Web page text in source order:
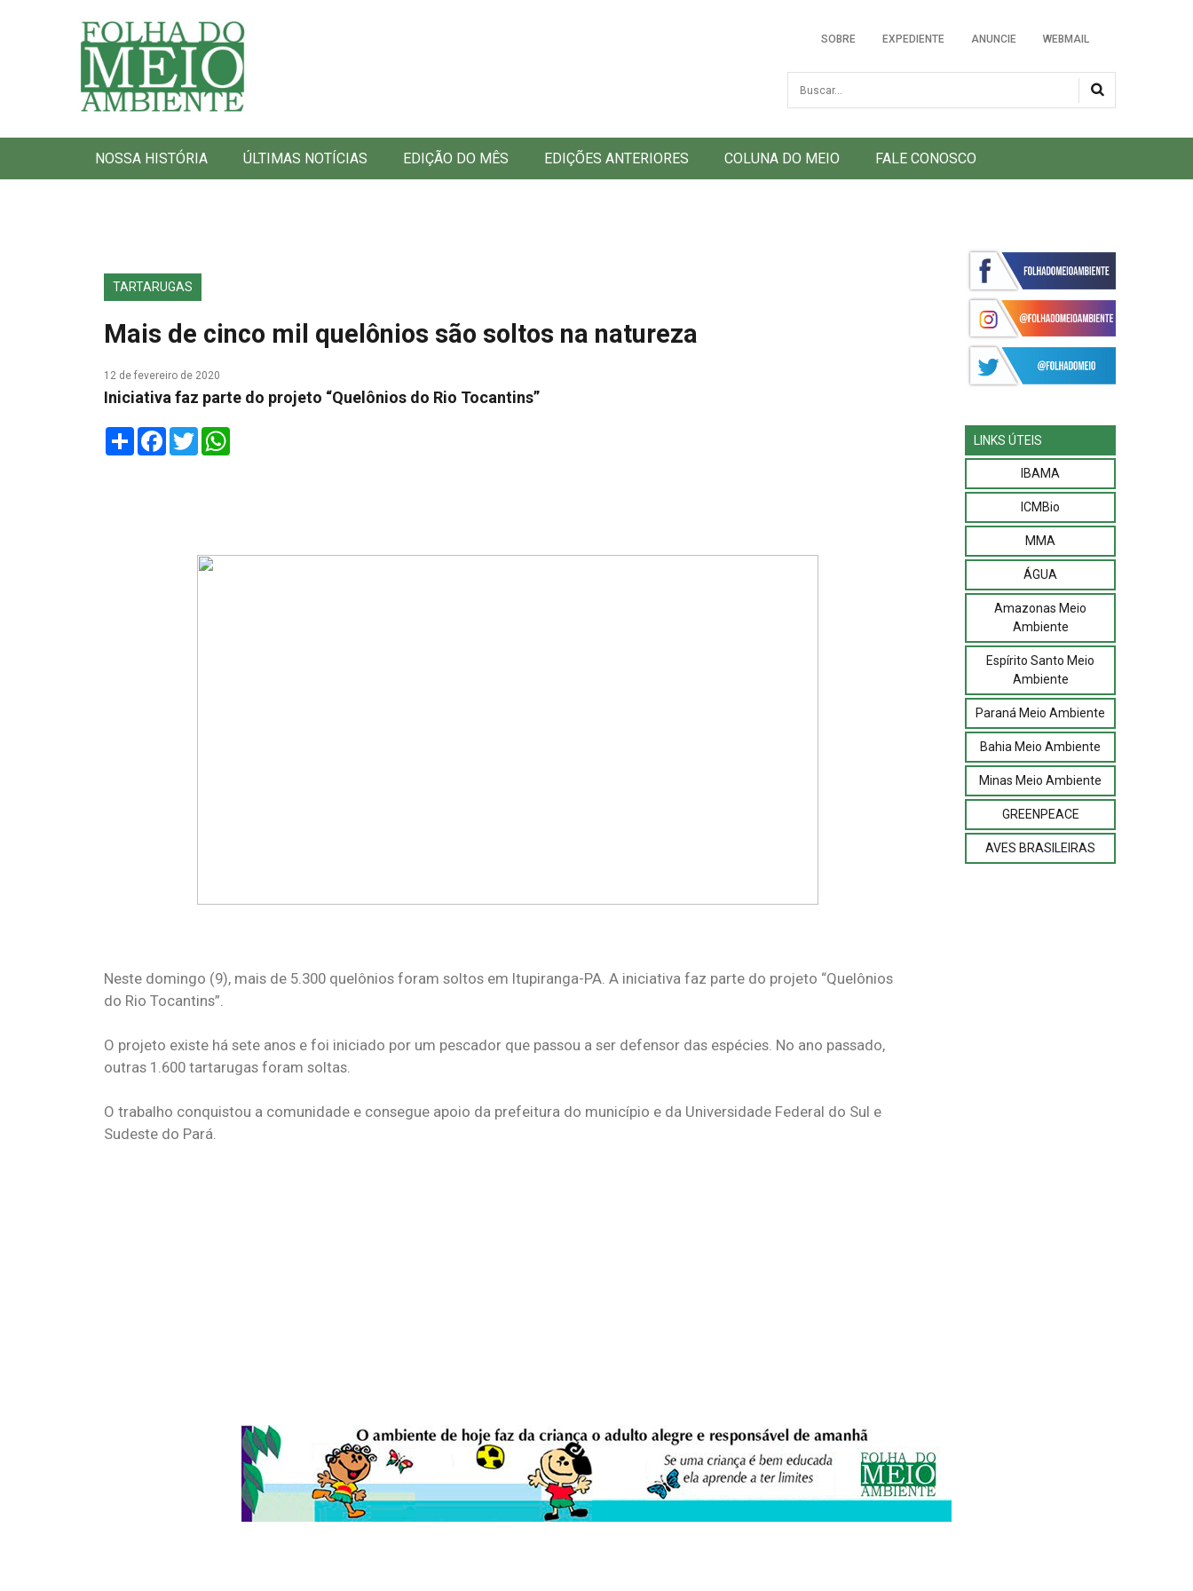
Folha do Meio Ambiente
SOBRE EXPEDIENTE ANUNCIE WEBMAIL
Busca
NOSSA HISTÓRIA ÚLTIMAS NOTÍCIAS EDIÇÃO DO MÊS EDIÇÕES ANTERIORES COLUNA DO MEIO FALE CONOSCO
TARTARUGAS
Mais de cinco mil quelônios são soltos na natureza
12 de fevereiro de 2020
Iniciativa faz parte do projeto “Quelônios do Rio Tocantins”
ShareFacebook
Twitter
Neste domingo (9), mais de 5.300 quelônios foram soltos em Itupiranga-PA. A iniciativa faz parte do projeto “Quelônios
do Rio Tocantins”.
O projeto existe há sete anos e foi iniciado por um pescador que passou a ser defensor das espécies. No ano passado,
outras 1.600 tartarugas foram soltas.
O trabalho conquistou a comunidade e consegue apoio da prefeitura do município e da Universidade Federal do Sul e
Sudeste do Pará.
LINKS ÚTEIS
IBAMA
ICMBio
MMA
ÁGUA
Amazonas Meio
Ambiente
Espírito Santo Meio
Ambiente
Paraná Meio Ambiente
Bahia Meio Ambiente
Minas Meio Ambiente
GREENPEACE
AVES BRASILEIRAS